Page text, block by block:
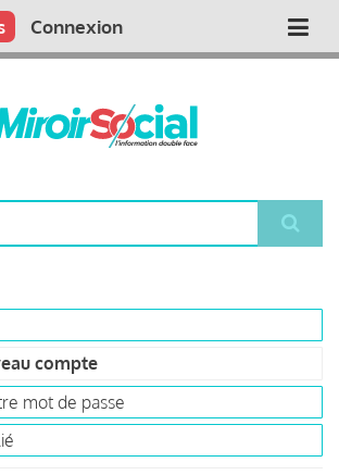
? Connexion
compte
actif)
mot de passe